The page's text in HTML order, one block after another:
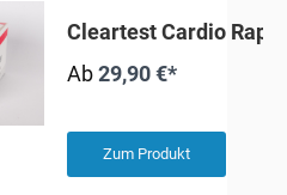
Cleartest Cardio Rapid
Ab29,90 €*
Zum Produkt